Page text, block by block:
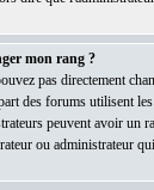
mon rang ?
pas directement
des forums utilisent les
peuvent avoir un
ou administrateur